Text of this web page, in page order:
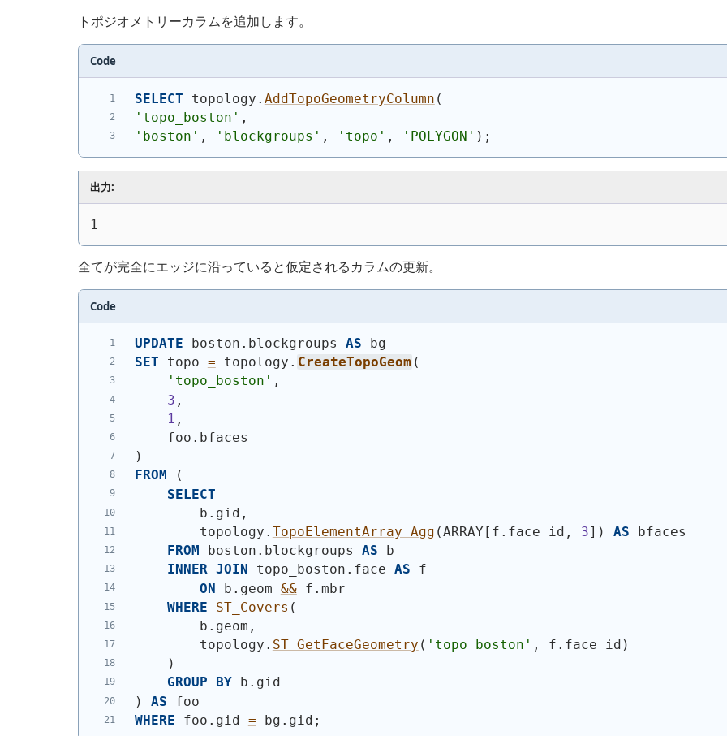
トポジオメトリーカラムを追加します。
Code
SELECT topology. AddTopoGeometryColumn (
'topo_boston' ,
'boston' , 'blockgroups' , 'topo' , 'POLYGON' ) ;
出力:
1
全てが完全にエッジに沿っていると仮定されるカラムの更新。
Code
UPDATE boston.blockgroups AS bg
SET topo = topology. CreateTopoGeom (
'topo_boston' ,
3 ,
1 ,
    foo.bfaces
)
FROM
(
SELECT
        b.gid,
        topology.
TopoElementArray_Agg (ARRAY[f.face_id, 3] ) AS bfaces
FROM
boston.blockgroups AS b
INNER JOIN topo_boston.face AS f
ON b.geom && f.mbr
WHERE
ST_Covers (
        b.geom,
        topology.
ST_GetFaceGeometry ( 'topo_boston' , f.face_id )
)
GROUP
BY b.gid
)
AS foo
WHERE foo.gid = bg.gid;